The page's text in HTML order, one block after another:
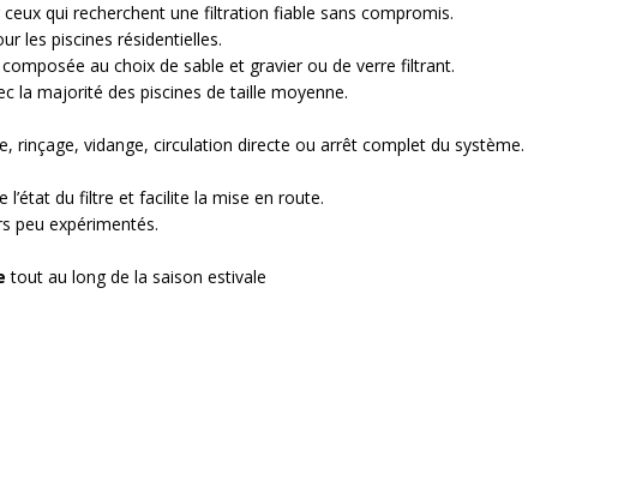
qui recherchent une filtration fiable sans compromis.
les piscines résidentielles.
composée au choix de sable et gravierou de verre filtrant.
la majorité des piscines de taille moyenne.
rinçage, vidange, circulation directe ou arrêt complet du système.
l’état du filtre et facilite la mise en route.
peu expérimentés.
tout au long de la saison estivale